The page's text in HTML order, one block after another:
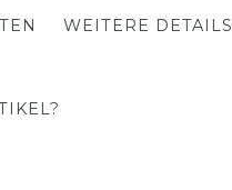
WEITERE DETAILS